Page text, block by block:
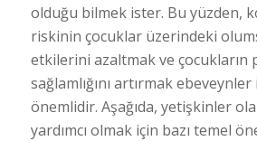
olduğu bilmek ister. Bu yüzden,
riskinin çocuklar üzerindeki
etkilerini azaltmak ve çocukların
sağlamlığını artırmak
önemlidir. Aşağıda, yetişkinler
yardımcı olmak için bazı temel